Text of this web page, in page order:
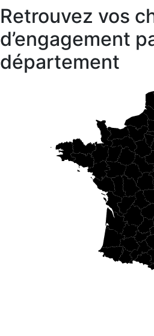
Retrouvez vos
d’engagement
département